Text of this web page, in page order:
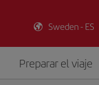
Sweden - ES
Preparar el viaje